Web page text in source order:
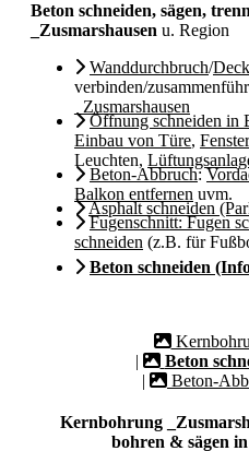
Beton schneiden, sägen,
_Zusmarshausen u. Region
Wanddurchbruch/
verbinden/
_Zusmarshausen
Öffnung schneiden in
Einbau von Türe, Fenster
Leuchten,
Beton-Abbruch:
Balkon entfernen uvm.
Asphalt schneiden
Fugenschnitt: Fugen
schneiden (z.B. für
Beton schneiden
|
Beton
|
Beton-
Kernbohrung
bohren & sägen